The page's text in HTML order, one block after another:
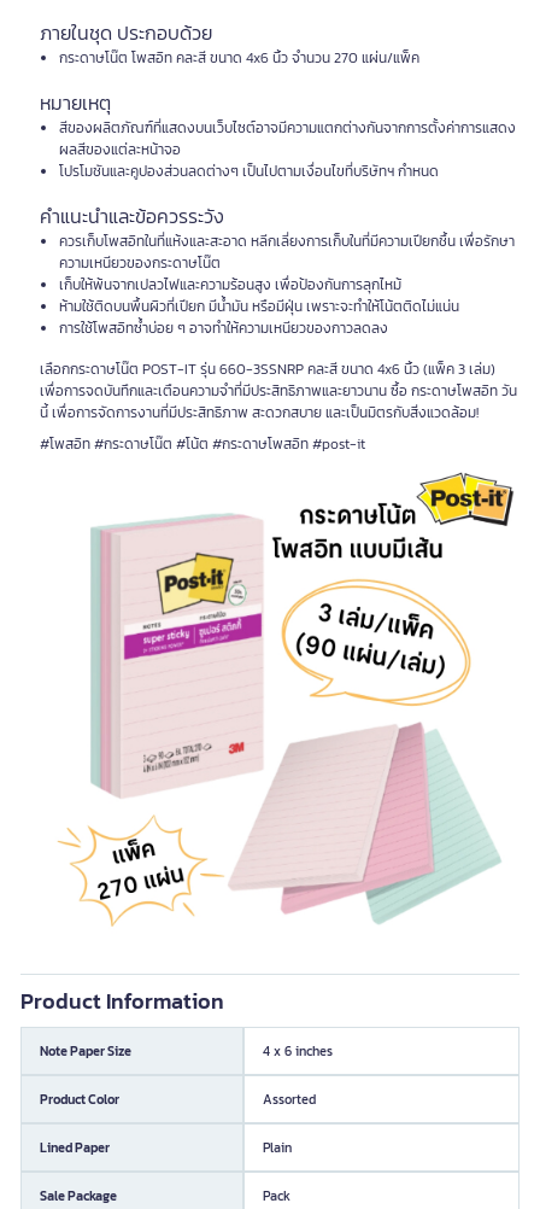
ภายในชุด ประกอบด้วย
กระดาษโน๊ต โพสอิท คละสี ขนาด 4x6 นิ้ว จำนวน 270 แผ่น/แพ็ค
หมายเหตุ
สีของผลิตภัณฑ์ที่แสดงบนเว็บไซต์อาจมีความแตกต่างกันจากการตั้งค่าการแสดง
ผลสีของแต่ละหน้าจอ
โปรโมชันและคูปองส่วนลดต่างๆ เป็นไปตามเงื่อนไขที่บริษัทฯ กำหนด
คำแนะนำและข้อควรระวัง
ควรเก็บโพสอิทในที่แห้งและสะอาด หลีกเลี่ยงการเก็บในที่มีความเปียกชื้น เพื่อรักษา
ความเหนียวของกระดาษโน๊ต
เก็บให้พ้นจากเปลวไฟและความร้อนสูง เพื่อป้องกันการลุกไหม้
ห้ามใช้ติดบนพื้นผิวที่เปียก มีน้ำมัน หรือมีฝุ่น เพราะจะทำให้โน้ตติดไม่แน่น
การใช้โพสอิทซ้ำบ่อย ๆ อาจทำให้ความเหนียวของกาวลดลง
เลือกกระดาษโน๊ต POST-IT รุ่น 660-3SSNRP คละสี ขนาด 4x6 นิ้ว (แพ็ค 3 เล่ม)
เพื่อการจดบันทึกและเตือนความจำที่มีประสิทธิภาพและยาวนาน ซื้อ กระดาษโพสอิท วัน
นี้ เพื่อการจัดการงานที่มีประสิทธิภาพ สะดวกสบาย และเป็นมิตรกับสิ่งแวดล้อม!
#โพสอิท #กระดาษโน๊ต #โน้ต #กระดาษโพสอิท #post-it
Product Information
Note Paper Size 4 x 6 inches
Product Color Assorted
Lined Paper Plain
Sale Package Pack